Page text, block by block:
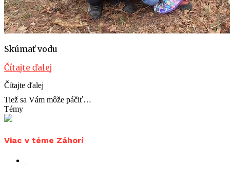
Skúmať vodu
Čítajte ďalej
Čítajte ďalej
Tiež sa Vám môže páčiť…
Témy
Viac v téme Záhorí